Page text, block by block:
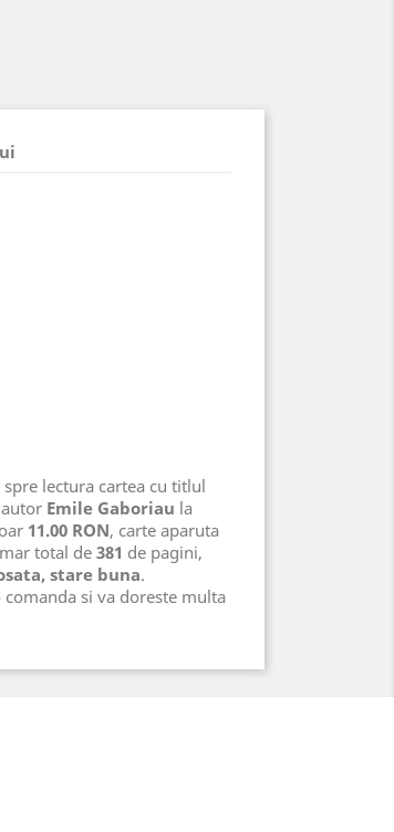
lectura cartea cu titlul
Emile Gaboriau la
11.00 RON, carte aparuta
total de381 de pagini,
stare buna.
si va doreste multa